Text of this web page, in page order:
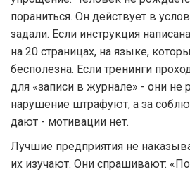
пораниться. Он действует в
задали. Если инструкция
на 20 страницах, на языке,
бесполезна. Если тренинги
для «записи в журнале» - они не
нарушение штрафуют, а за
дают - мотивации нет.
Лучшие предприятия не
их изучают. Они спрашивают: